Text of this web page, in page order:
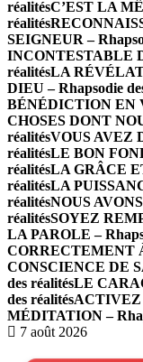
réalitésC’EST LA
réalités
SEIGNEUR –
INCONTESTABLE
réalitésLA
DIEU – Rhapsodie
BÉNÉDICTION EN
CHOSES DONT
réalitésVOUS AVEZ
réalitésLE BON
réalitésLA GRÂCE
réalitésLA
réalitésNOUS
réalitésSOYEZ
LA PAROLE –
CORRECTEMENT
CONSCIENCE DE
des réalitésLE
des réalitésACTIVEZ
MÉDITATION –
7 août 2026